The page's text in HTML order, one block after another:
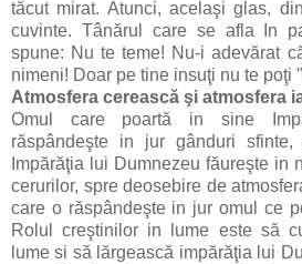
tăcut mirat. Atunci, acelaşi glas,
cuvinte. Tânărul care se afla In
spune: Nu te teme! Nu-i adevărat
nimeni! Doar pe tine insuţi nu te poţi
Atmosfera cerească şi atmosfera
Omul care poartă in sine
răspândeşte in jur gânduri sfinte,
Impărăţia lui Dumnezeu făureşte in
cerurilor, spre deosebire de
care o răspândeşte in jur omul ce
Rolul creştinilor in lume este să
lume si să lărgească impărăţia lui